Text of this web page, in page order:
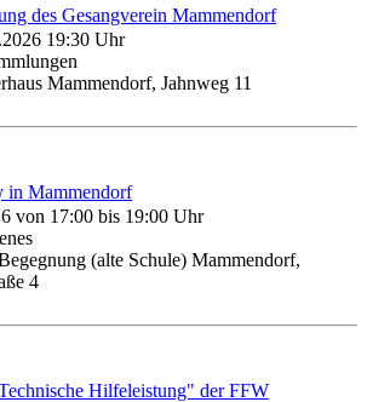
des Gesangverein Mammendorf
19:30 Uhr
Mammendorf, Jahnweg 11
in Mammendorf
von 17:00 bis 19:00 Uhr
(alte Schule) Mammendorf,
4
Hilfeleistung" der FFW